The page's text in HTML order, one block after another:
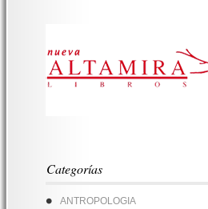
Categorías
ANTROPOLOGIA